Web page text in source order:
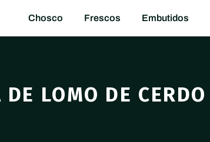
Chosco Frescos Embutidos
DE LOMO DE CERDO